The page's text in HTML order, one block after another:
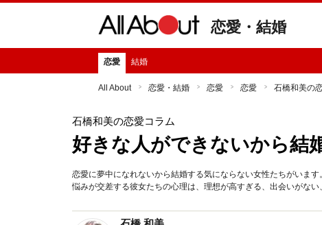
恋愛・結婚
恋愛 結婚
All About 恋愛・結婚 恋愛 恋愛 石橋和美の
石橋和美の恋愛コラム
好きな人ができないから結
恋愛に夢中になれないから結婚する気にならない女性たちがいま
悩みが交差する彼女たちの心理は、理想が高すぎる、出会いがな